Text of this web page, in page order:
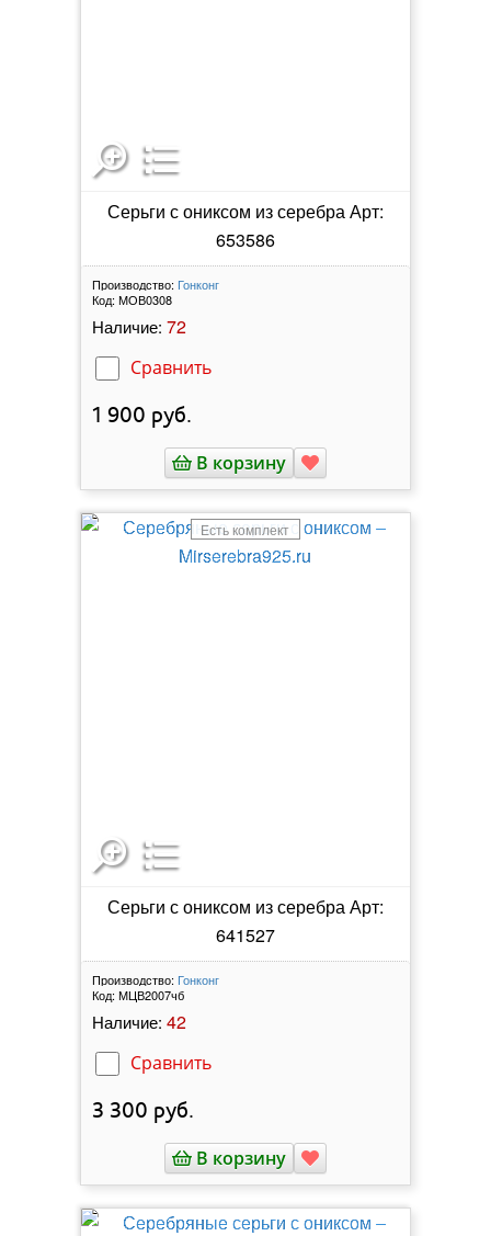
Серьги с ониксом из серебра Арт:
653586
Производство: Гонконг
Код: МОВ0308
Наличие: 72
Сравнить
1 900 руб.
В корзину
Есть комплект
Серьги с ониксом из серебра Арт:
641527
Производство: Гонконг
Код: МЦВ2007чб
Наличие: 42
Сравнить
3 300 руб.
В корзину